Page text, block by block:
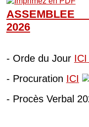
ASSEMBLEE
2026
- Orde du Jour ICI
- Procuration ICI
- Procès Verbal